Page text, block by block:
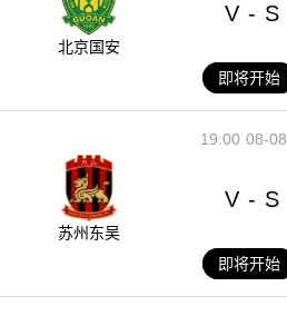
北京国安
V - S
即将开始
08-08
19:00
苏州东吴
V - S
即将开始